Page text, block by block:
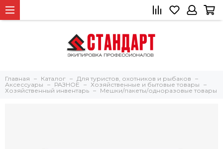
Главная Каталог
Для туристов, охотников и рыбаков
Аксессуары
РАЗНОЕ
Хозяйственные и бытовые товары
Хозяйственный инвентарь
Мешки/пакеты/одноразовые товары